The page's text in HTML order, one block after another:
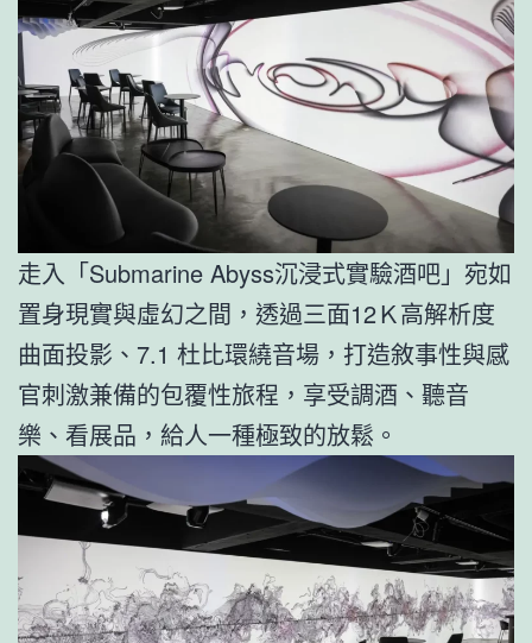
走入「Submarine Abyss沉浸式實驗酒吧」宛如
置身現實與虛幻之間，透過三面12Ｋ高解析度
曲面投影、7.1 杜比環繞音場，打造敘事性與感
官刺激兼備的包覆性旅程，享受調酒、聽音
樂、看展品，給人一種極致的放鬆。